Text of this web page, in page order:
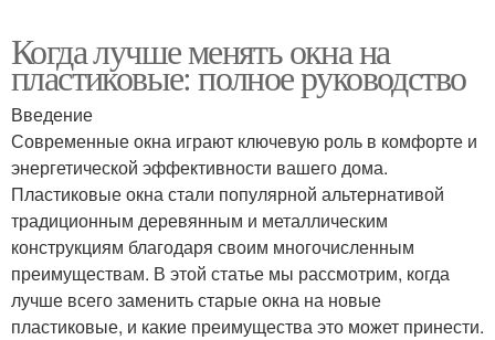
Когда лучше менять окна на
пластиковые: полное руководство
Введение
Современные окна играют ключевую роль в комфорте и
энергетической эффективности вашего дома.
Пластиковые окна стали популярной альтернативой
традиционным деревянным и металлическим
конструкциям благодаря своим многочисленным
преимуществам. В этой статье мы рассмотрим, когда
лучше всего заменить старые окна на новые
пластиковые, и какие преимущества это может принести.